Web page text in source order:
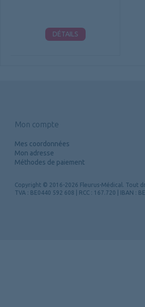
DÉTAILS
Mon compte
Mes coordonnées
Mon adresse
Méthodes de paiement
Copyright © 2016-2026 Fleurus-Médical. Tout
TVA : BE0440 592 608 | RCC : 167.720 | IBAN :